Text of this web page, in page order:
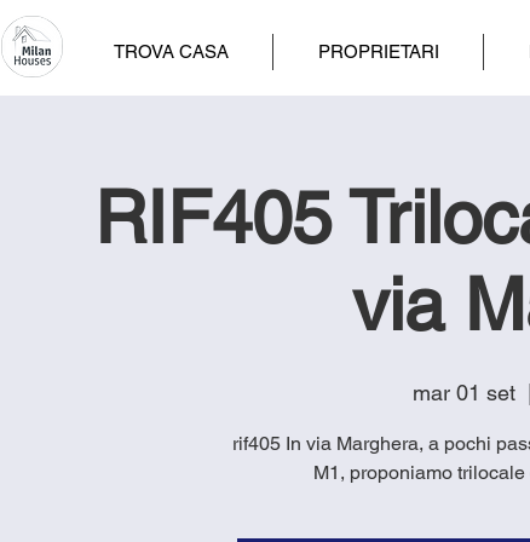
TROVA CASA PROPRIETARI
RIF405
via
mar 01 set
  |
rif405 In via Marghera, a pochi
M1, proponiamo